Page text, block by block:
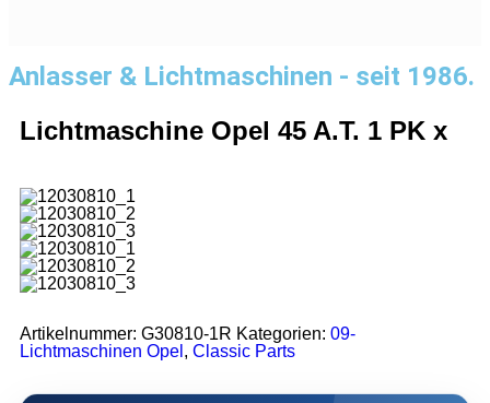
Anlasser & Lichtmaschinen - seit 1986.
Lichtmaschine Opel 45 A.T. 1 PK x
Artikelnummer: G30810-1R Kategorien: 09-
Lichtmaschinen Opel , Classic Parts